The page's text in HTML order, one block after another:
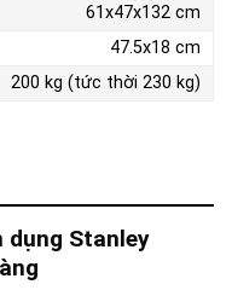
dụng Stanley
61x47x132 cm
47.5x18 cm
200 kg (tức thời 230 kg)